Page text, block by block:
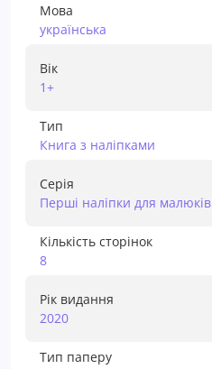
Мова
українська
Вік
1+
Тип
Книга з наліпками
Серія
Перші наліпки для малюків
Кількість сторінок
8
Рік видання
2020
Тип паперу